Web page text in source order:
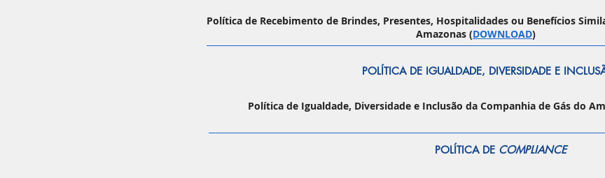
Política de Recebimento de Brindes, Presentes, Hospitalidades ou Benefícios
Amazonas (DOWNLOAD)
POLÍTICA DE IGUALDADE, DIVERSIDADE E
Política de Igualdade, Diversidade e Inclusão da Companhia de Gás do
POLÍTICA DE COMPLIANCE